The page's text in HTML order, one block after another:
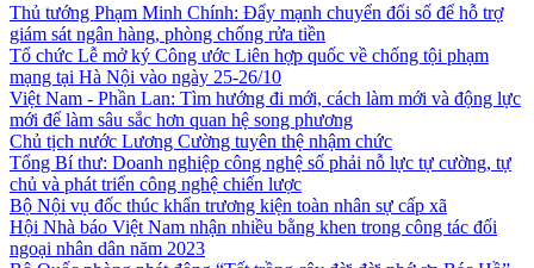
Thủ tướng Phạm Minh Chính: Đẩy mạnh chuyển đổi số để hỗ trợ
giám sát ngân hàng, phòng chống rửa tiền
Tổ chức Lễ mở ký Công ước Liên hợp quốc về chống tội phạm
mạng tại Hà Nội vào ngày 25-26/10
Việt Nam - Phần Lan: Tìm hướng đi mới, cách làm mới và động lực
mới để làm sâu sắc hơn quan hệ song phương
Chủ tịch nước Lương Cường tuyên thệ nhậm chức
Tổng Bí thư: Doanh nghiệp công nghệ số phải nỗ lực tự cường, tự
chủ và phát triển công nghệ chiến lược
Bộ Nội vụ đốc thúc khẩn trương kiện toàn nhân sự cấp xã
Hội Nhà báo Việt Nam nhận nhiều bằng khen trong công tác đối
ngoại nhân dân năm 2023